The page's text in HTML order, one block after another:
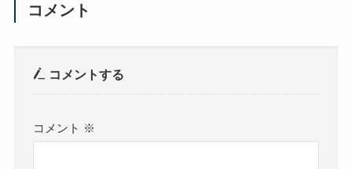
コメント
コメントする
コメント ※